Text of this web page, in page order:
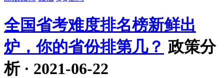
全国省考难度排名榜新鲜出
炉，你的省份排第几？ 政策分
析 · 2021-06-22